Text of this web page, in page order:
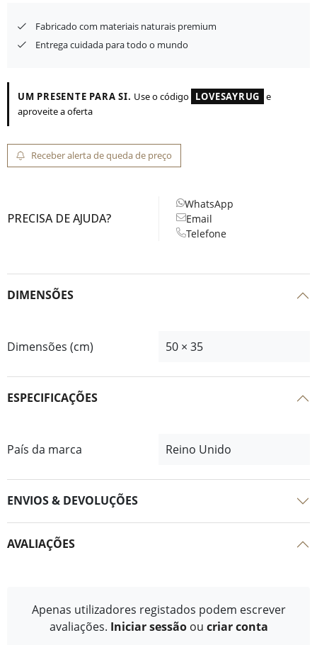
Fabricado com materiais naturais premium
Entrega cuidada para todo o mundo
UM PRESENTE PARA SI. Use o código LOVESAYRUG e
aproveite a oferta
Receber alerta de queda de preço
PRECISA DE AJUDA?
WhatsApp
Email
Telefone
DIMENSÕES
Dimensões (cm) 50 × 35
ESPECIFICAÇÕES
País da marca Reino Unido
ENVIOS & DEVOLUÇÕES
AVALIAÇÕES
Apenas utilizadores registados podem escrever
avaliações. Iniciar sessão ou criar conta